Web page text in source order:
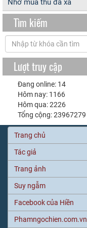
Nhớ mùa thu đã xa
Tìm kiếm
Lượt truy cập
Đang online: 14
Hôm nay: 1166
Hôm qua: 2226
Tổng cộng: 23967279
Trang chủ
Tác giả
Trang ảnh
Suy ngẫm
Facebook của Hiền
Phamngochien.com.vn